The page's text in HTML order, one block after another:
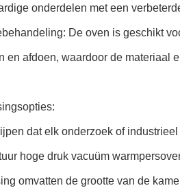
onderdelen met een
De oven is geschikt
en afdoen, waardoor de materiaal
dat elk onderzoek of
hoge druk vacuüm
omvatten de grootte van de